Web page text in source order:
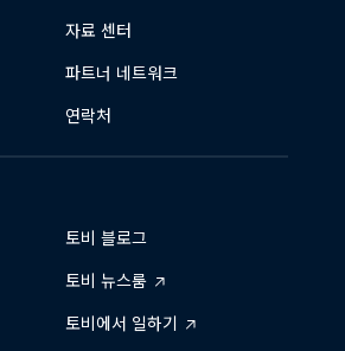
자료 센터
파트너 네트워크
연락처
토비 블로그
토비 뉴스룸
토비에서 일하기